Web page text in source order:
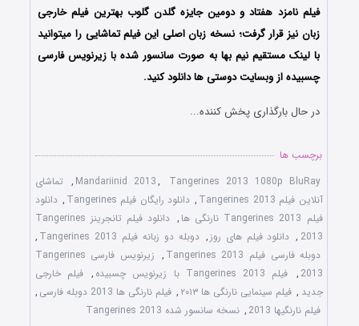
فیلم نامزد هفتاد و دومین جایزه گلدن گلوب بهترین فیلم خارجی
زبان نیز قرار گرفت؛ نسخه زبان اصلی این فیلم تماشایی را میتوانید
با لینک مستقیم نیم بها به صورت سانسور شده با زیرنویس فارسی
چسبیده از وبسایت دوستی ها دانلود کنید.
در حال بارگذاری پخش کننده...
برچسب ها
Mandariinid 2013, Tangerines 2013 1080p BluRay
, تماشای
آنلاین فیلم Tangerines 2013
, دانلود رایگان فیلم Tangerines , دانلود
فیلم Tangerines 2013 نارنگی ها
,
دانلود فیلم تانجرینز Tangerines
2013
, دانلود فیلم های روز , دوبله دو زبانه فیلم Tangerines 2013
,
دوبله فارسی فیلم Tangerines 2013
,
زیرنویس فارسی Tangerines
2013
, فیلم Tangerines 2013 با زیرنویس چسبیده , فیلم خارجی
جدید , فیلم سینمایی نارنگی ها ۲۰۱۳ , فیلم نارنگی ها 2013 دوبله فارسی
,
فیلم نارنگیها 2013
, نسخه سانسور شده Tangerines 2013